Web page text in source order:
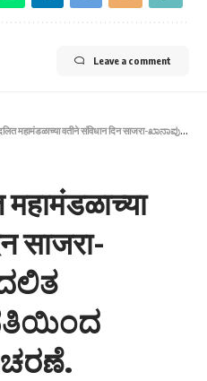
Leave a comment
वतीने संविधान दिन साजरा-ಖಾನಾಪುರದಲ್ಲಿ ದಲಿತ ಸಂಘಟನೆಗಳ ವತಿಯಿಂದ ಸಂವಿಧಾನ ದಿನಾಚರಣೆ.
साजरा-